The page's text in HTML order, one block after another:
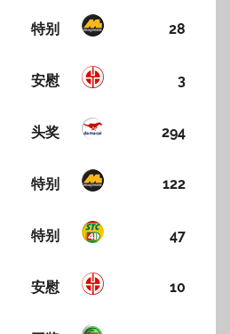
特别 28
安慰 3
头奖 294
特别 122
特别 47
安慰 10